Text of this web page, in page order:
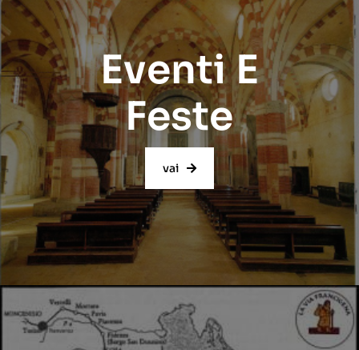
Eventi E
Feste
vai